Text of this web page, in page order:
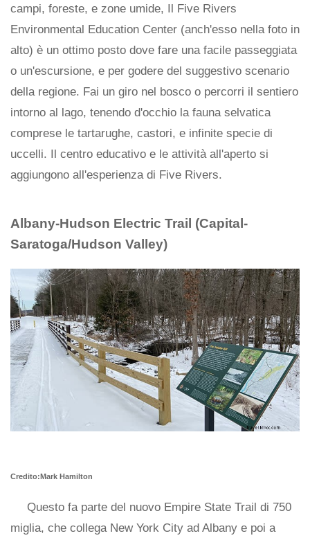
campi, foreste, e zone umide, Il Five Rivers
Environmental Education Center (anch'esso nella foto in
alto) è un ottimo posto dove fare una facile passeggiata
o un'escursione, e per godere del suggestivo scenario
della regione. Fai un giro nel bosco o percorri il sentiero
intorno al lago, tenendo d'occhio la fauna selvatica
comprese le tartarughe, castori, e infinite specie di
uccelli. Il centro educativo e le attività all'aperto si
aggiungono all'esperienza di Five Rivers.
Albany-Hudson Electric Trail (Capital-
Saratoga/Hudson Valley)
Credito:Mark Hamilton
Questo fa parte del nuovo Empire State Trail di 750
miglia, che collega New York City ad Albany e poi a